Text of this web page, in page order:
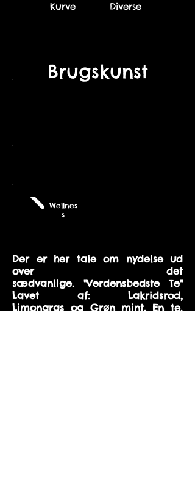
Kurve Diverse
Brugskunst
Wellnes
s
Der er her tale om nydelse ud
over det
sædvanlige. "Verdensbedste Te"
Lavet af: Lakridsrod,
Limongras og Grøn mint. En te,